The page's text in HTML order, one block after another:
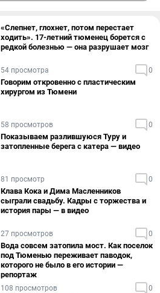
«Слепнет, глохнет, потом перестает
ходить». 17-летний тюменец борется с
редкой болезнью — она разрушает мозг
54 просмотра 0
Говорим откровенно с пластическим
хирургом из Тюмени
58 просмотров 0
Показываем разлившуюся Туру и
затопленные берега с катера — видео
81 просмотр 0
Клава Кока и Дима Масленников
сыграли свадьбу. Кадры с торжества и
история пары — в видео
27 просмотров 0
Вода совсем затопила мост. Как поселок
под Тюменью переживает паводок,
которого не было в его истории —
репортаж
108 просмотров 0